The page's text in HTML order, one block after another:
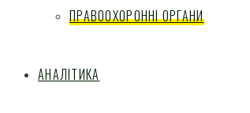
ПРАВООХОРОННІ ОРГАНИ
АНАЛІТИКА